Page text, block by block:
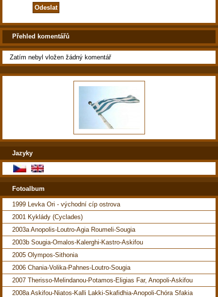
Přehled komentářů
Zatím nebyl vložen žádný komentář
Jazyky
Fotoalbum
1999 Levka Ori - východní cíp ostrova
2001 Kyklády (Cyclades)
2003a Anopolis-Loutro-Agia Roumeli-Sougia
2003b Sougia-Omalos-Kalerghi-Kastro-Askifou
2005 Olympos-Sithonia
2006 Chania-Volika-Pahnes-Loutro-Sougia
2007 Therisso-Melindanou-Potamos-Eligias Far, Anopoli-Askifou
2008a Askifou-Niatos-Kalli Lakki-Skafidhia-Anopoli-Chóra Sfakia